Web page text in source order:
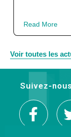
Read More
Voir toutes les
Suivez-